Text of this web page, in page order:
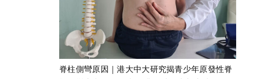
脊柱側彎原因｜港大中大研究揭青少年原發性脊